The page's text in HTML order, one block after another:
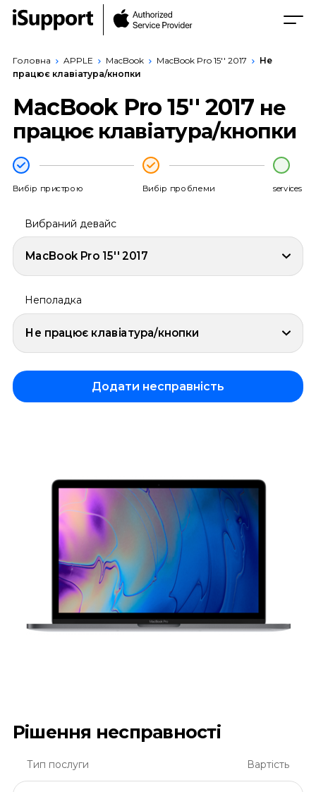
Головна APPLE MacBook MacBook Pro 15'' 2017
Не
працює клавіатура/кнопки
MacBook Pro 15'' 2017 не
працює клавіатура/кнопки
Вибір пристрою Вибір проблеми services
Вибраний девайс
MacBook Pro 15'' 2017
Неполадка
Не працює клавіатура/кнопки
Додати несправність
Рішення несправності
Тип послуги Вартість